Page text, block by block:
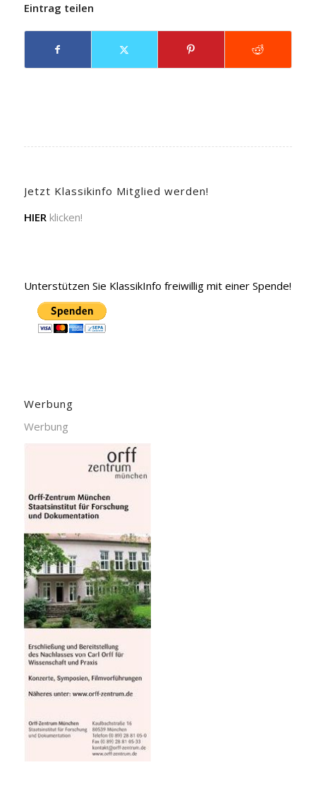
Eintrag teilen
Jetzt Klassikinfo Mitglied werden!
HIER klicken!
Unterstützen Sie KlassikInfo freiwillig mit einer Spende!
Werbung
Werbung